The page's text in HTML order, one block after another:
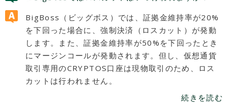
BigBoss（ビッグボス）では、証拠金維持率が20%
を下回った場合に、強制決済（ロスカット）が発動
します。また、証拠金維持率が50%を下回ったとき
にマージンコールが発動されます。但し、仮想通貨
取引専用のCRYPTOS口座は現物取引のため、ロス
カットは行われません。
続きを読む